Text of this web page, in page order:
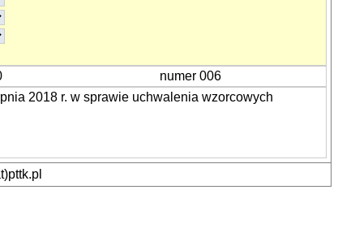
numer 006
2018 r. w sprawie uchwalenia wzorcowych